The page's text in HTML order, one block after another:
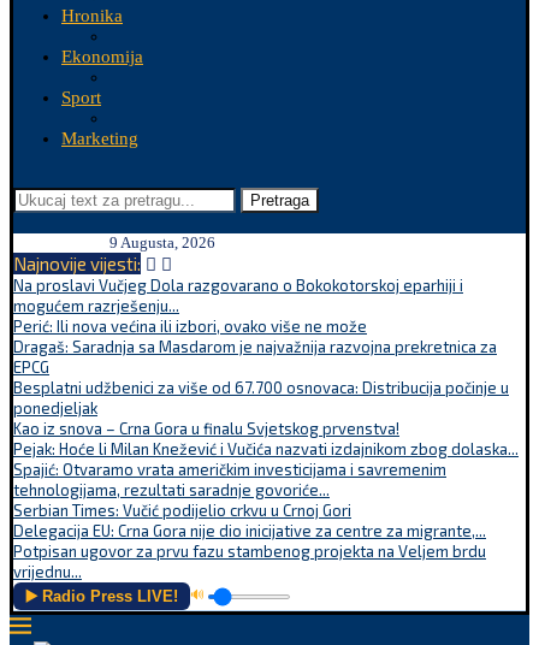
Hronika
Ekonomija
Sport
Marketing
Pretraga
9 Augusta, 2026
Najnovije vijesti:
Na proslavi Vučjeg Dola razgovarano o Bokokotorskoj eparhiji i
mogućem razrješenju...
Perić: Ili nova većina ili izbori, ovako više ne može
Dragaš: Saradnja sa Masdarom je najvažnija razvojna prekretnica za
EPCG
Besplatni udžbenici za više od 67.700 osnovaca: Distribucija počinje u
ponedjeljak
Kao iz snova – Crna Gora u finalu Svjetskog prvenstva!
Pejak: Hoće li Milan Knežević i Vučića nazvati izdajnikom zbog dolaska...
Spajić: Otvaramo vrata američkim investicijama i savremenim
tehnologijama, rezultati saradnje govoriće...
Serbian Times: Vučić podijelio crkvu u Crnoj Gori
Delegacija EU: Crna Gora nije dio inicijative za centre za migrante,...
Potpisan ugovor za prvu fazu stambenog projekta na Veljem brdu
vrijednu...
▶️ Radio Press LIVE! 🔊